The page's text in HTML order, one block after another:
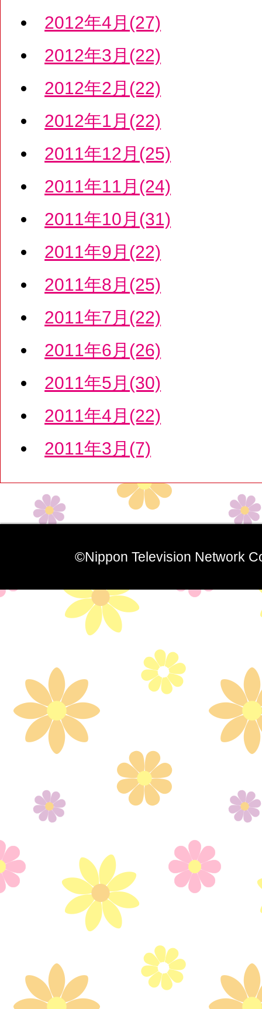
2012年4月(27)
2012年3月(22)
2012年2月(22)
2012年1月(22)
2011年12月(25)
2011年11月(24)
2011年10月(31)
2011年9月(22)
2011年8月(25)
2011年7月(22)
2011年6月(26)
2011年5月(30)
2011年4月(22)
2011年3月(7)
©Nippon Television Network